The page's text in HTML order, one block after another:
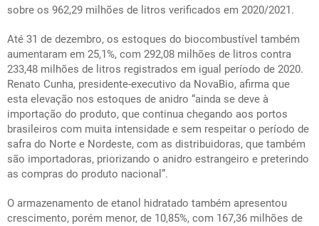
sobre os 962,29 milhões de litros verificados em 2020/2021.
Até 31 de dezembro, os estoques do biocombustível também
aumentaram em 25,1%, com 292,08 milhões de litros contra
233,48 milhões de litros registrados em igual período de 2020.
Renato Cunha, presidente-executivo da NovaBio, afirma que
esta elevação nos estoques de anidro “ainda se deve à
importação do produto, que continua chegando aos portos
brasileiros com muita intensidade e sem respeitar o período de
safra do Norte e Nordeste, com as distribuidoras, que também
são importadoras, priorizando o anidro estrangeiro e preterindo
as compras do produto nacional”.
O armazenamento de etanol hidratado também apresentou
crescimento, porém menor, de 10,85%, com 167,36 milhões de